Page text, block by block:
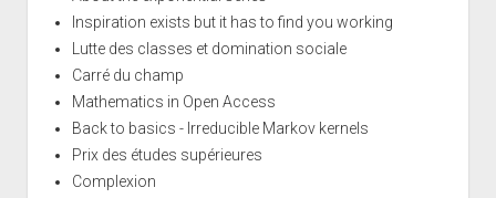
Inspiration exists but it has to find you working
Lutte des classes et domination sociale
Carré du champ
Mathematics in Open Access
Back to basics - Irreducible Markov kernels
Prix des études supérieures
Complexion